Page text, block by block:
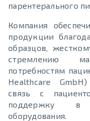
парентерального
Компания
продукции
образцов,
стремлению
потребностям
Healthcare
связь с
поддержку в
оборудования.